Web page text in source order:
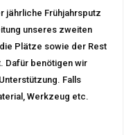
jährliche Frühjahrsputz
unseres zweiten
Plätze sowie der Rest
Dafür benötigen wir
Falls
Werkzeug etc.